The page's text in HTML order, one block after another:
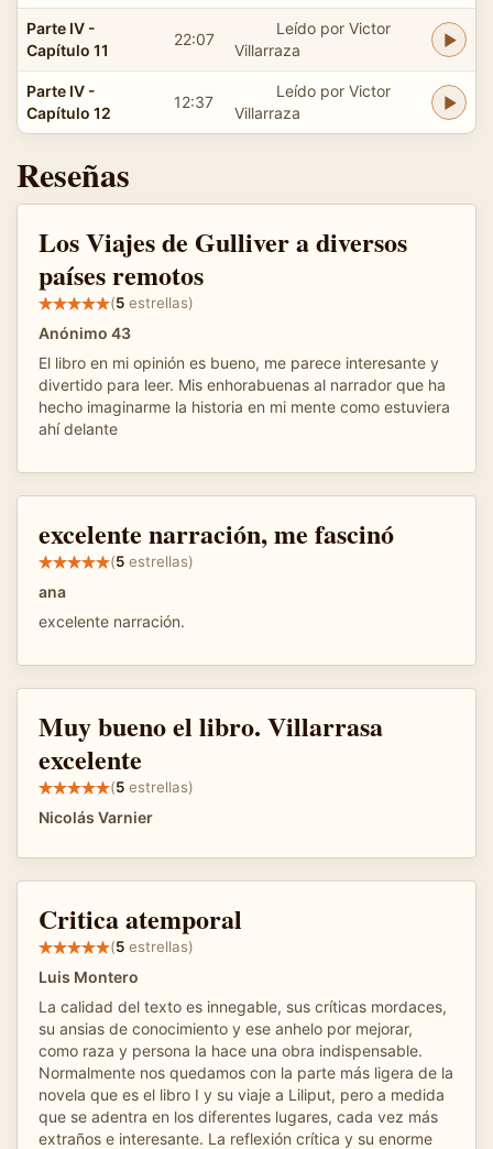
Parte IV -
Capítulo 11
22:07
Leído por Victor
Villarraza
Parte IV -
Capítulo 12
12:37
Leído por Victor
Villarraza
Reseñas
Los Viajes de Gulliver a diversos
países remotos
(5 estrellas)
Anónimo 43
El libro en mi opinión es bueno, me parece interesante y
divertido para leer. Mis enhorabuenas al narrador que ha
hecho imaginarme la historia en mi mente como estuviera
ahí delante
excelente narración, me fascinó
(5 estrellas)
ana
excelente narración.
Muy bueno el libro. Villarrasa
excelente
(5 estrellas)
Nicolás Varnier
Critica atemporal
(5 estrellas)
Luis Montero
La calidad del texto es innegable, sus críticas mordaces,
su ansias de conocimiento y ese anhelo por mejorar,
como raza y persona la hace una obra indispensable.
Normalmente nos quedamos con la parte más ligera de la
novela que es el libro I y su viaje a Liliput, pero a medida
que se adentra en los diferentes lugares, cada vez más
extraños e interesante. La reflexión crítica y su enorme